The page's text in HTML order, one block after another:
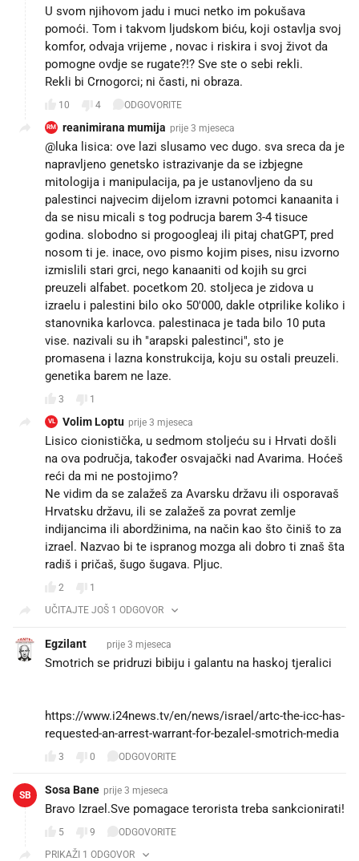
U svom njihovom jadu i muci netko im pokušava
pomoći. Tom i takvom ljudskom biću, koji ostavlja svoj
komfor, odvaja vrijeme , novac i riskira i svoj život da
pomogne ovdje se rugate?!? Sve ste o sebi rekli.
Rekli bi Crnogorci; ni časti, ni obraza.
10 4 ODGOVORITE
RM reanimirana mumija prije 3 mjeseca
@luka lisica: ove lazi slusamo vec dugo. sva sreca da je
napravljeno genetsko istrazivanje da se izbjegne
mitologija i manipulacija, pa je ustanovljeno da su
palestinci najvecim dijelom izravni potomci kanaanita i
da se nisu micali s tog podrucja barem 3-4 tisuce
godina. slobodno si progoogleaj ili pitaj chatGPT, pred
nosom ti je. inace, ovo pismo kojim pises, nisu izvorno
izmislili stari grci, nego kanaaniti od kojih su grci
preuzeli alfabet. pocetkom 20. stoljeca je zidova u
izraelu i palestini bilo oko 50'000, dakle otprilike koliko i
stanovnika karlovca. palestinaca je tada bilo 10 puta
vise. nazivali su ih "arapski palestinci", sto je
promasena i lazna konstrukcija, koju su ostali preuzeli.
genetika barem ne laze.
3 1
VL Volim Loptu prije 3 mjeseca
Lisico cionistička, u sedmom stoljeću su i Hrvati došli
na ova područja, također osvajački nad Avarima. Hoćeš
reći da mi ne postojimo?
Ne vidim da se zalažeš za Avarsku državu ili osporavaš
Hrvatsku državu, ili se zalažeš za povrat zemlje
indijancima ili abordžinima, na način kao što činiš to za
izrael. Nazvao bi te ispranog mozga ali dobro ti znaš šta
radiš i pričaš, šugo šugava. Pljuc.
2
1
UČITAJTE JOŠ 1 ODGOVOR
Egzilant 🇮🇪 prije 3 mjeseca
Smotrich se pridruzi bibiju i galantu na haskoj tjeralici
https://www.i24news.tv/en/news/israel/artc-the-icc-has-
requested-an-arrest-warrant-for-bezalel-smotrich-media
3 0 ODGOVORITE
SB Sosa Bane prije 3 mjeseca
Bravo Izrael.Sve pomagace terorista treba sankcionirati!
5 9
ODGOVORITE
PRIKAŽI 1 ODGOVOR